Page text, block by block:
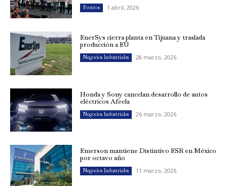
Eventos 1 abril, 2026
EnerSys cierra planta en Tijuana y traslada
producción a EU
Negocios Industriales 28 marzo, 2026
Honda y Sony cancelan desarrollo de autos
eléctricos Afeela
Negocios Industriales 26 marzo, 2026
Emerson mantiene Distintivo ESR en México
por octavo año
Negocios Industriales 11 marzo, 2026